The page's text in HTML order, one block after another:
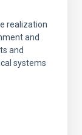
realization
and
and
systems